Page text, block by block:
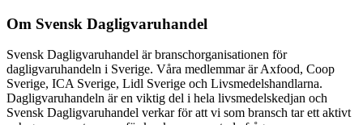
Om Svensk Dagligvaruhandel
Svensk Dagligvaruhandel är branschorganisationen för
dagligvaruhandeln i Sverige. Våra medlemmar är Axfood, Coop
Sverige, ICA Sverige, Lidl Sverige och Livsmedelshandlarna.
Dagligvaruhandeln är en viktig del i hela livsmedelskedjan och
Svensk Dagligvaruhandel verkar för att vi som bransch tar ett aktivt